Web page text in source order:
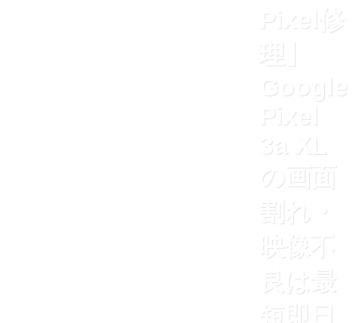
Pixel修
理】
Google
Pixel
3a XL
の画面
割れ・
映像不
良は最
短即日